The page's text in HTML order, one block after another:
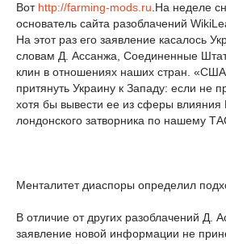
Вот http://farming-mods.ru .На неделе
основатель сайта разоблачений
На этот раз его заявление касалось
словам Д. Ассанжа, Соединенные
клин в отношениях наших стран.
притянуть Украину к Западу: если не
хотя бы вывести ее из сферы
лондонского затворника по нашему
Менталитет диаспоры определил
В отличие от других разоблачений Д.
заявление новой информации не